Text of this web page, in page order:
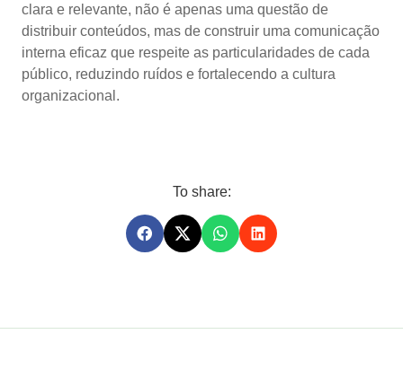
clara e relevante, não é apenas uma questão de
distribuir conteúdos, mas de construir uma comunicação
interna eficaz que respeite as particularidades de cada
público, reduzindo ruídos e fortalecendo a cultura
organizacional.
To share: